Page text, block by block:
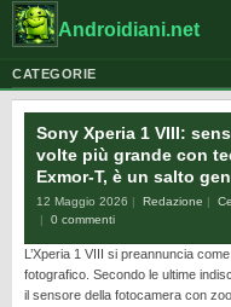
Androidiani.net
CATEGORIE
CELLULARI
GOOGLE
GUIDE
HONOR
HUAWEI
Sony Xperia 1 VIII:
volte più grande con
Exmor-T, è un salto
12 Maggio 2026 Redazione
0 commenti
L’Xperia 1 VIII si preannuncia
fotografico. Secondo le ultime
il sensore della fotocamera con